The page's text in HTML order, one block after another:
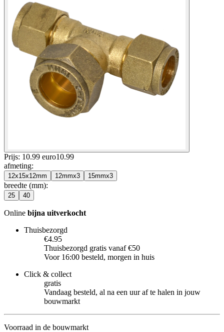
Prijs: 10.99 euro10.99
afmeting:
12x15x12mm 12mmx3 15mmx3
breedte (mm):
25 40
Online bijna uitverkocht
Thuisbezorgd
€4.95
Thuisbezorgd gratis vanaf €50
Voor 16:00 besteld, morgen in huis
Click & collect
gratis
Vandaag besteld, al na een uur af te halen in jouw
bouwmarkt
Voorraad in de bouwmarkt